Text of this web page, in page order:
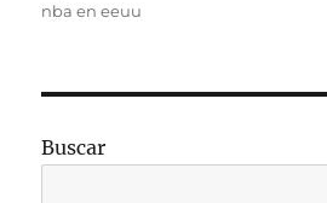
nba en eeuu
Buscar